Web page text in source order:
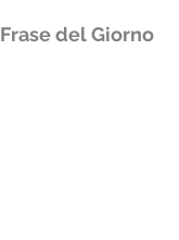
Frase del Giorno